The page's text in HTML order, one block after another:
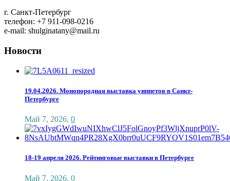
г. Санкт-Петербург
телефон: +7 911-098-0216
e-mail: shulginatany@mail.ru
Новости
19.04.2026. Монопородная выставка уиппетов в Санкт-
Петербурге
Май 7, 2026, 0
18-19 апреля 2026. Рейтинговые выставки в Петербурге
Май 7, 2026, 0